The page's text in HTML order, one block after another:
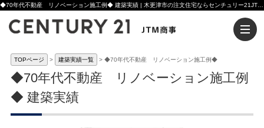
TOPページ 建築実績一覧 ◆70年代不動産 リノベーション施工例◆
◆70年代不動産 リノベーション施工例
◆ 建築実績